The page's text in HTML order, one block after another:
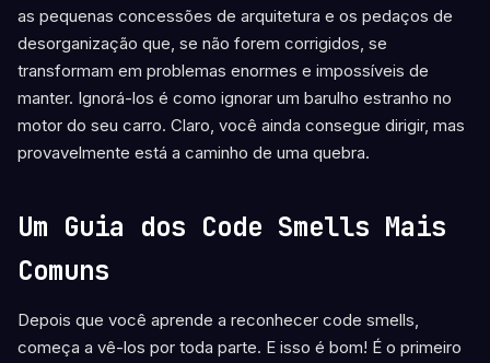
as pequenas concessões de arquitetura e os pedaços de
desorganização que, se não forem corrigidos, se
transformam em problemas enormes e impossíveis de
manter. Ignorá-los é como ignorar um barulho estranho no
motor do seu carro. Claro, você ainda consegue dirigir, mas
provavelmente está a caminho de uma quebra.
Um Guia dos Code Smells Mais
Comuns
Depois que você aprende a reconhecer code smells,
começa a vê-los por toda parte. E isso é bom! É o primeiro